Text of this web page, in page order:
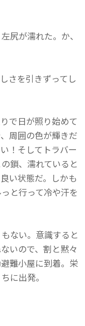
尻が濡れた。か、
さを引きずってし
で日が照り始めて
周囲の色が輝きだ
！そしてトラバー
鎖、濡れていると
い状態だ。しかも
と行って冷や汗を
ない。意識すると
いので、割と黙々
難小屋に到着。栄
に出発。